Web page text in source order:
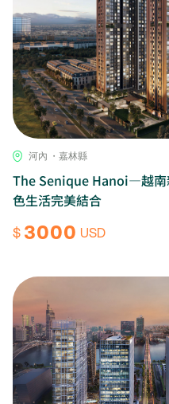
河內 ・嘉林縣
The Senique Hanoi—越南
色生活完美結合
$ 3000 USD